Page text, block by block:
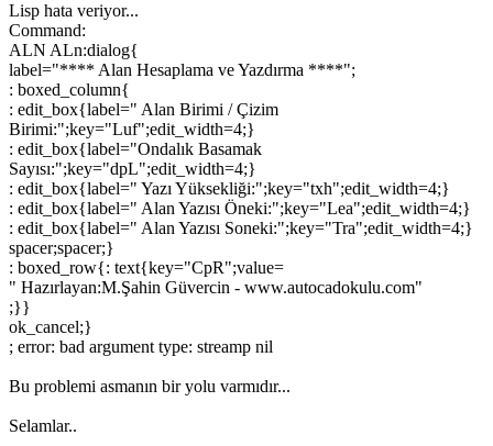
Lisp hata veriyor...
Command:
ALN ALn:dialog{
label="**** Alan Hesaplama ve Yazdırma ****";
: boxed_column{
: edit_box{label=" Alan Birimi / Çizim
Birimi:";key="Luf";edit_width=4;}
: edit_box{label="Ondalık Basamak
Sayısı:";key="dpL";edit_width=4;}
: edit_box{label=" Yazı Yüksekliği:";key="txh";edit_width=4;}
: edit_box{label=" Alan Yazısı Öneki:";key="Lea";edit_width=4;}
: edit_box{label=" Alan Yazısı Soneki:";key="Tra";edit_width=4;}
spacer;spacer;}
: boxed_row{: text{key="CpR";value=
" Hazırlayan:M.Şahin Güvercin - www.autocadokulu.com"
;}}
ok_cancel;}
; error: bad argument type: streamp nil
Bu problemi asmanın bir yolu varmıdır...
Selamlar..